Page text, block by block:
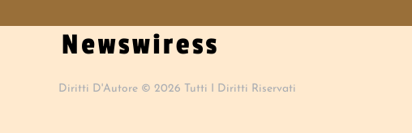
Diritti D'Autore © 2026 Tutti I Diritti Riservati